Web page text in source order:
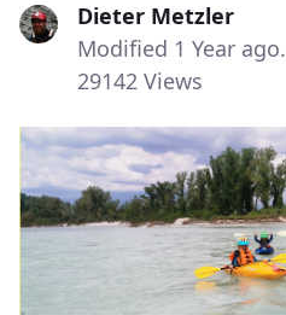
Dieter Metzler
Modified 1 Year ago.
29142 Views